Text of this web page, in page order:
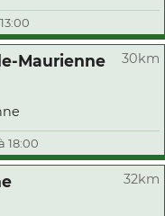
Maurienne 30km
18:00
32km